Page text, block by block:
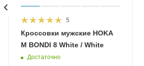
5
Кроссовки мужские HOKA
M BONDI 8 White / White
Достаточно